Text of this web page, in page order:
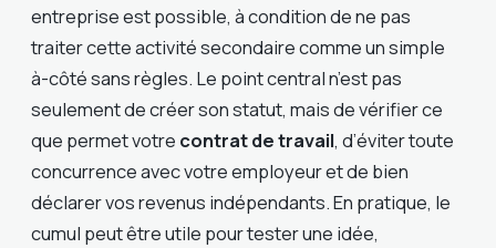
entreprise est possible, à condition de ne pas
traiter cette activité secondaire comme un simple
à-côté sans règles. Le point central n’est pas
seulement de créer son statut, mais de vérifier ce
que permet votre contrat de travail, d’éviter toute
concurrence avec votre employeur et de bien
déclarer vos revenus indépendants. En pratique, le
cumul peut être utile pour tester une idée,